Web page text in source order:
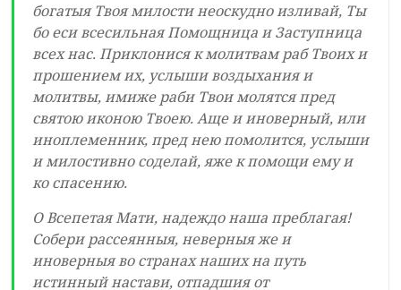
богатыя Твоя милости неоскудно изливай, Ты
бо еси всесильная Помощница и Заступница
всех нас. Приклонися к молитвам раб Твоих и
прошением их, услыши воздыхания и
молитвы, имиже раби Твои молятся пред
святою иконою Твоею. Аще и иноверный, или
иноплеменник, пред нею помолится, услыши
и милостивно соделай, яже к помощи ему и
ко спасению.
О Всепетая Мати, надеждо наша преблагая!
Собери рассеянныя, неверныя же и
иноверныя во странах наших на путь
истинный настави, отпадшия от